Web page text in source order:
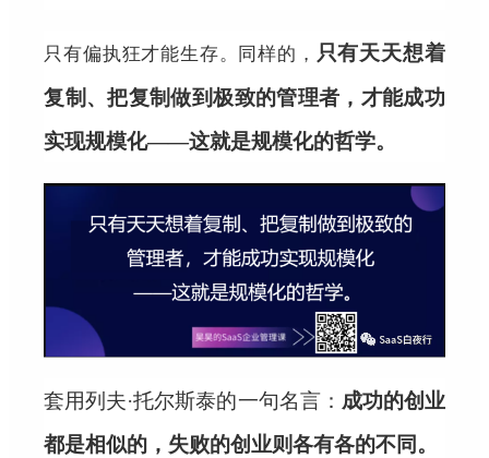
只有偏执狂才能生存。同样的， 只有天天想着
复制、把复制做到极致的管理者，才能成功
实现规模化——这就是规模化的哲学。
套用列夫·托尔斯泰的一句名言： 成功的创业
都是相似的，失败的创业则各有各的不同。